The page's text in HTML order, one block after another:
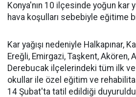
Konya'nın 10 ilçesinde yoğun kar
hava koşulları sebebiyle eğitime
Kar yağışı nedeniyle Halkapınar,
Ereğli, Emirgazi, Taşkent, Akören,
Derebucak ilçelerindeki tüm ilk
okullar ile özel eğitim ve
14 Şubat'ta tatil edildiği